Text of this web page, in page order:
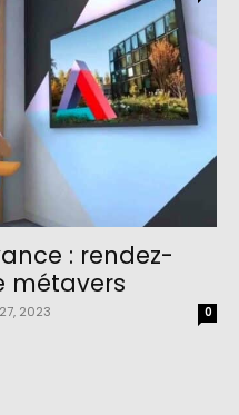
: rendez-
métavers
2023 0